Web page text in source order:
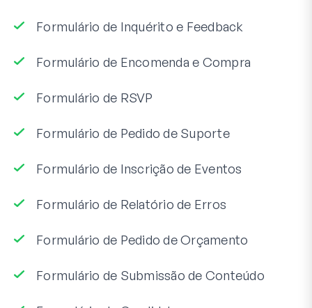
Formulário de Inquérito e Feedback
Formulário de Encomenda e Compra
Formulário de RSVP
Formulário de Pedido de Suporte
Formulário de Inscrição de Eventos
Formulário de Relatório de Erros
Formulário de Pedido de Orçamento
Formulário de Submissão de Conteúdo